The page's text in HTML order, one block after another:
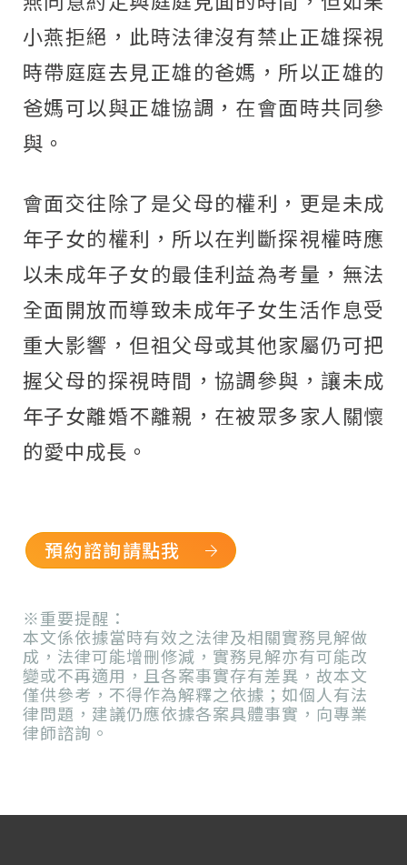
小燕拒絕，此時法律沒有禁止正雄探視
時帶庭庭去見正雄的爸媽，所以正雄的
爸媽可以與正雄協調，在會面時共同參
與。
會面交往除了是父母的權利，更是未成
年子女的權利，所以在判斷探視權時應
以未成年子女的最佳利益為考量，無法
全面開放而導致未成年子女生活作息受
重大影響，但祖父母或其他家屬仍可把
握父母的探視時間，協調參與，讓未成
年子女離婚不離親，在被眾多家人關懷
的愛中成長。
預約諮詢請點我
※重要提醒：
本文係依據當時有效之法律及相關實務見解做
成，法律可能增刪修減，實務見解亦有可能改
變或不再適用，且各案事實存有差異，故本文
僅供參考，不得作為解釋之依據；如個人有法
律問題，建議仍應依據各案具體事實，向專業
律師諮詢。